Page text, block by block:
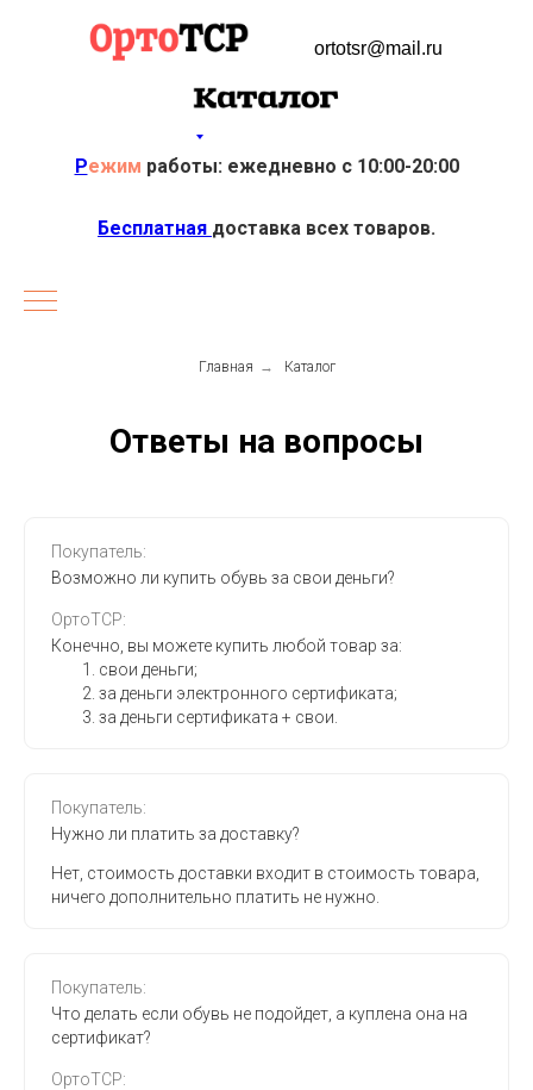
ortotsr@mail.ru
Режим работы: ежедневно с 10:00-20:00
Бесплатная доставка всех товаров.
Главная → Каталог
Ответы на вопросы
Покупатель:
Возможно ли купить обувь за свои деньги?
ОртоТСР:
Конечно, вы можете купить любой товар за:
свои деньги;
за деньги электронного сертификата;
за деньги сертификата + свои.
Покупатель:
Нужно ли платить за доставку?
Нет, стоимость доставки входит в стоимость товара,
ничего дополнительно платить не нужно.
Покупатель:
Что делать если обувь не подойдет, а куплена она на
сертификат?
ОртоТСР: